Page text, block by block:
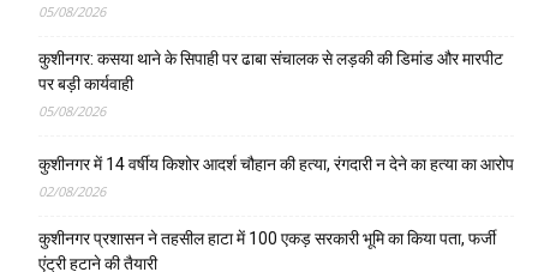
05/08/2026
कुशीनगर: कसया थाने के सिपाही पर ढाबा संचालक से लड़की की डिमांड और मारपीट
पर बड़ी कार्यवाही
05/08/2026
कुशीनगर में 14 वर्षीय किशोर आदर्श चौहान की हत्या, रंगदारी न देने का हत्या का आरोप
02/08/2026
कुशीनगर प्रशासन ने तहसील हाटा में 100 एकड़ सरकारी भूमि का किया पता, फर्जी
एंट्री हटाने की तैयारी